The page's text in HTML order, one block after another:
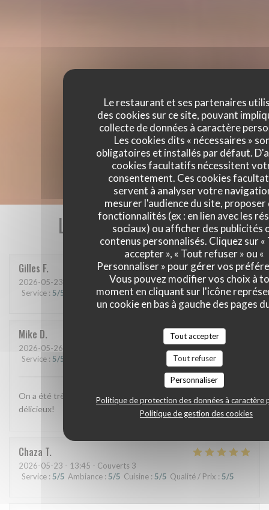
Le restaurant et ses partenaires
des cookies sur ce site, pouvant
collecte de données à caractère
Les cookies dits « nécessaires »
obligatoires et installés par défaut.
cookies facultatifs nécessitent
consentement. Ces cookies
servent à analyser votre
mesurer l'audience du site, proposer
fonctionnalités (ex : en lien avec les
sociaux) ou afficher des publicités
contenus personnalisés. Cliquez sur «
accepter », « Tout refuser » ou «
Personnaliser » pour gérer vos
Vous pouvez modifier vos choix à
moment en cliquant sur l'icône
un cookie en bas à gauche des pages
Tout accepter
Tout refuser
Personnaliser
Politique de protection des données à caractère
Politique de gestion des cookies
Les avis de nos clients
Gilles F
2026-05-23 - 20:00 - Couverts 3
Service : 5/5 Ambiance:5/5 Cuisine : 5/5 Qualité / Prix:5/5
Mike D
2026-05-26
Service : 5/5 Qualité / Prix
On a été très bien accuelli et très bien mangé! Tout a été
délicieux!
Chaza T
2026-05-23 - 13:45 - Couverts 3
Service : 5/5 Ambiance : 5/5 Cuisine : 5/5 Qualité / Prix : 5/5